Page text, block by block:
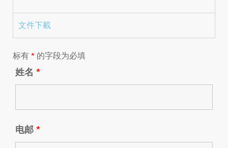
文件下載
标有 * 的字段为必填
姓名 *
电邮 *